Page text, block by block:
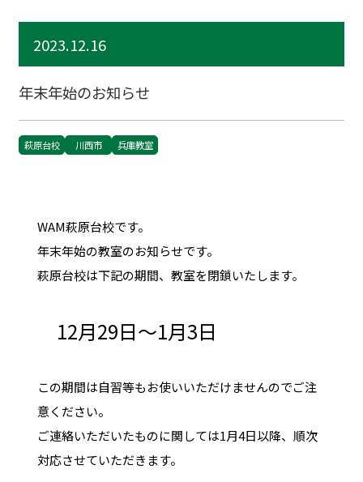
2023.12.16
年末年始のお知らせ
萩原台校 川西市 兵庫教室
WAM萩原台校です。
年末年始の教室のお知らせです。
萩原台校は下記の期間、教室を閉鎖いたします。
12月29日～1月3日
この期間は自習等もお使いいただけませんのでご注
意ください。
ご連絡いただいたものに関しては1月4日以降、順次
対応させていただきます。